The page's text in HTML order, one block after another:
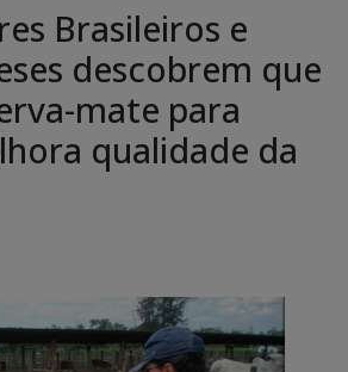
Brasileiros e
descobrem que
mate para
qualidade da